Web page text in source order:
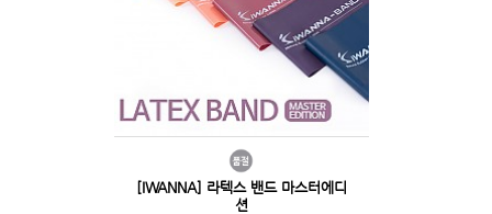
[IWANNA] 라텍스 밴드 마스터에디
션